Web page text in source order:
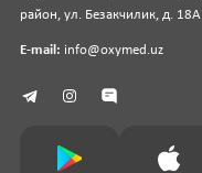
район, ул. Безакчилик, д. 18А
E-mail: info@oxymed.uz